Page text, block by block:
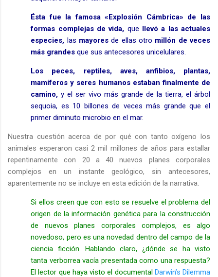
Ésta fue la famosa «Explosión Cámbrica» de las
formas complejas de vida, que llevó a las actuales
especies, las mayoresde ellas otro millón de veces
más grandes que sus antecesores unicelulares.
Los peces, reptiles, aves, anfibios, plantas,
mamíferos y seres humanos estaban finalmente de
camino, y el ser vivo más grande de la tierra, el árbol
sequoia, es 10 billones de veces más grande que el
primer diminuto microbio en el mar.
Nuestra cuestión acerca de por qué con tanto oxígeno los
animales esperaron casi 2 mil millones de años para estallar
repentinamente con 20 a 40 nuevos planes corporales
complejos en un instante geológico, sin antecesores,
aparentemente no se incluye en esta edición de la narrativa.
Si ellos creen que con esto se resuelve el problema del
origen de la información genética para la construcción
de nuevos planes corporales complejos, es algo
novedoso, pero es una novedad dentro del campo de la
ciencia ficción. Hablando claro, ¿dónde se ha visto
tanta verborrea vacía presentada como una respuesta?
El lector que haya visto el documental Darwin’s Dilemma